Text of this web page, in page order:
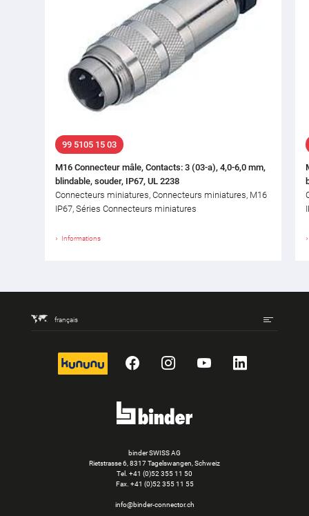
99 5105 15 03
M16 Connecteur mâle, Contacts: 3 (03-a), 4,0-6,0 mm,
blindable, souder, IP67, UL 2238
Connecteurs miniatures, Connecteurs miniatures, M16
IP67, Séries Connecteurs miniatures
Informations
français
kununu FacebookInstagram
YouTubeLinkedIn
binder SWISS AG
Rietstrasse 6, 8317 Tagelswangen, Schweiz
Tel. +41 (0)52 355 11 50
Fax. +41 (0)52 355 11 55
info@binder-connector.ch